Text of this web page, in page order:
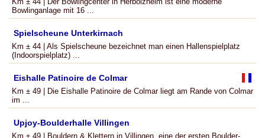
Bowlinganlage mit 16 ...
Spielscheune Unterkirnach
Km ± 44 | Als Spielscheune bezeichnet man einen Hallenspielplatz
(Indoorspielplatz) ...
Eishalle Patinoire de Colmar
Km ± 49 | Die Eishalle Patinoire de Colmar liegt am Rande von Colmar
im ...
Upjoy-Boulderhalle Villingen
Km ± 49 | Bouldern & Klettern in Villingen, eine der ersten Boulder-